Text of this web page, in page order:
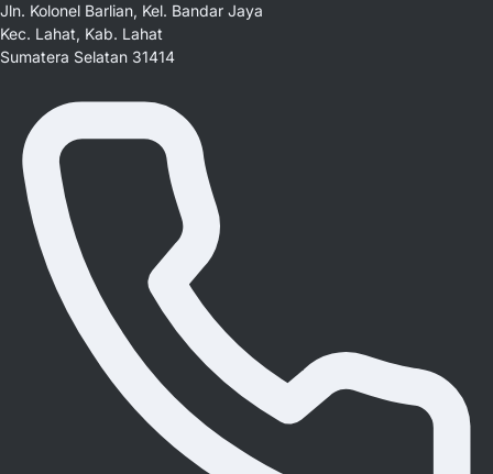
Jln. Kolonel Barlian, Kel. Bandar Jaya
Kec. Lahat, Kab. Lahat
Sumatera Selatan 31414